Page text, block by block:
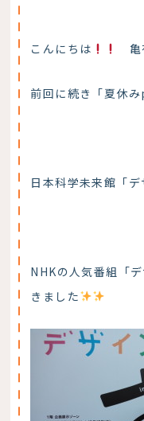
こんにちは 亀
前回に続き「夏休
日本科学未来館「デ
NHKの人気番組「
きました